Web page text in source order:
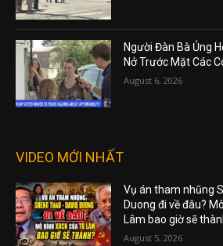
Người Đàn Bà Ủng
Nở Trước Mặt Các
August 6, 2026
VIDEO MỚI NHẤT
Vụ án tham nhũng
Duong đi về đâu?
Lâm bao giờ sẽ
August 5, 2026